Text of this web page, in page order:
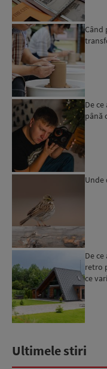
Când
De
până
Unde
De
retro
ce
Ultimele stiri